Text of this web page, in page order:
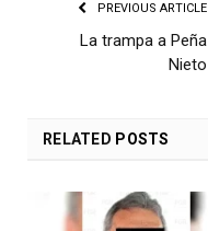
PREVIOUS ARTICLE
La trampa a Peña
Nieto
RELATED POSTS